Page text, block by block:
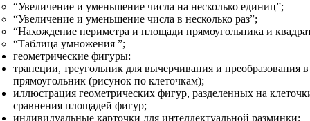
“Увеличение и уменьшение числа на несколько единиц”;
“Увеличение и уменьшение числа в несколько раз”;
“Нахождение периметра и площади прямоугольника и
“Таблица умножения ”;
геометрические фигуры:
трапеции, треугольник для вычерчивания и преобразования в
прямоугольник (рисунок по клеточкам);
иллюстрация геометрических фигур, разделенных на
сравнения площадей фигур;
индивидуальные карточки для интеллектуальной разминки;